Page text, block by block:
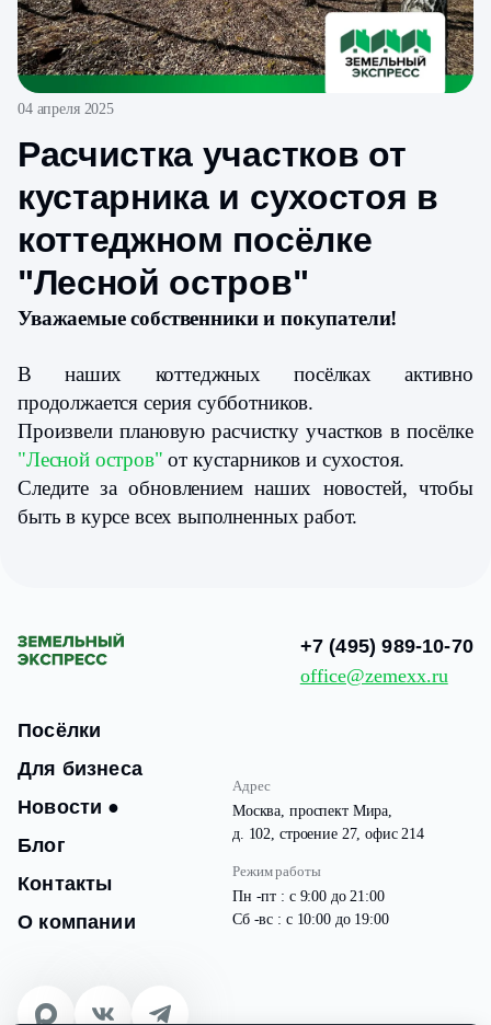
04 апреля 2025
Расчистка участков от
кустарника и сухостоя в
коттеджном посёлке
"Лесной остров"
Уважаемые собственники и покупатели!
В наших коттеджных посёлках активно
продолжается серия субботников.
Произвели плановую расчистку участков в посёлке
"Лесной остров" от кустарников и сухостоя.
Следите за обновлением наших новостей, чтобы
быть в курсе всех выполненных работ.
Посёлки
Для бизнеса
Новости ●
Блог
Контакты
О компании
Адрес
Москва, проспект Мира,
д. 102, строение 27, офис 214
Режим работы
Пн -пт : с 9:00 до 21:00
Сб -вс : с 10:00 до 19:00
+7 (495) 989-10-70
office@zemexx.ru